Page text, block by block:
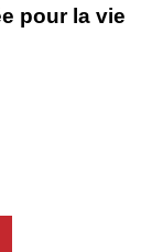
pour la vie